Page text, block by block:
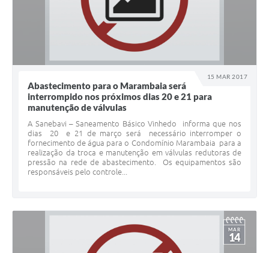
15 MAR 2017
Abastecimento para o Marambaia será
interrompido nos próximos dias 20 e 21 para
manutenção de válvulas
A Sanebavi – Saneamento Básico Vinhedo informa que nos
dias 20 e 21 de março será necessário interromper o
fornecimento de água para o Condomínio Marambaia para a
realização da troca e manutenção em válvulas redutoras de
pressão na rede de abastecimento. Os equipamentos são
responsáveis pelo controle...
MAR
14